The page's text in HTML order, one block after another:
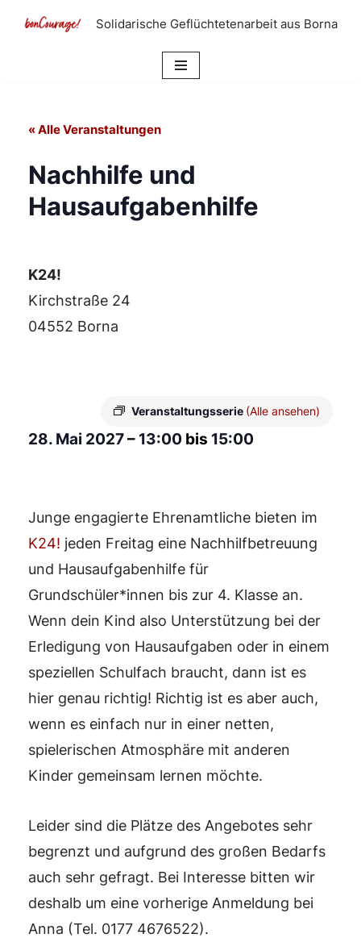
Solidarische Geflüchtetenarbeit aus Borna
« Alle Veranstaltungen
Nachhilfe und
Hausaufgabenhilfe
K24!
Kirchstraße 24
04552 Borna
Veranstaltungsserie (Alle ansehen)
28. Mai 2027– 13:00 bis 15:00
Junge engagierte Ehrenamtliche bieten im
K24! jeden Freitag eine Nachhilfbetreuung
und Hausaufgabenhilfe für
Grundschüler*innen bis zur 4. Klasse an.
Wenn dein Kind also Unterstützung bei der
Erledigung von Hausaufgaben oder in einem
speziellen Schulfach braucht, dann ist es
hier genau richtig! Richtig ist es aber auch,
wenn es einfach nur in einer netten,
spielerischen Atmosphäre mit anderen
Kinder gemeinsam lernen möchte.
Leider sind die Plätze des Angebotes sehr
begrenzt und aufgrund des großen Bedarfs
auch sehr gefragt. Bei Interesse bitten wir
deshalb um eine vorherige Anmeldung bei
Anna (Tel. 0177 4676522).